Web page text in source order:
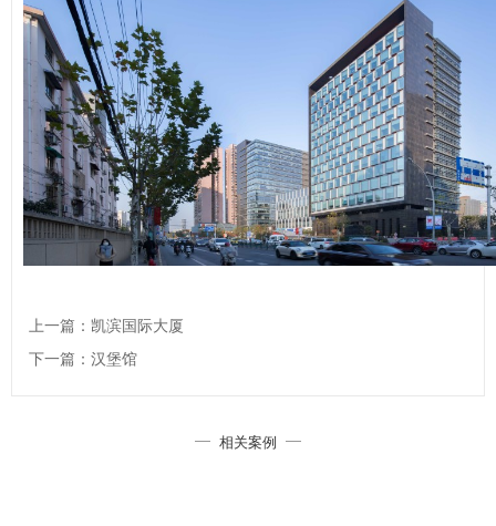
上一篇：凯滨国际大厦
下一篇：汉堡馆
相关案例